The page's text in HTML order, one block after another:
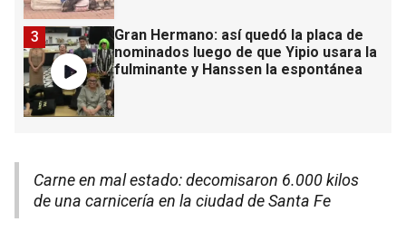
Gran Hermano: así quedó la placa de
nominados luego de que Yipio usara la
fulminante y Hanssen la espontánea
3
Carne en mal estado: decomisaron 6.000 kilos
de una carnicería en la ciudad de Santa Fe